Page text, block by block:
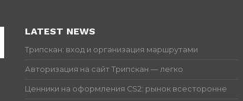
LATEST NEWS
Трипскан: вход и организация маршрутами
Авторизация на сайт Трипскан — легко
Ценники на оформления CS2: рынок всесторонне